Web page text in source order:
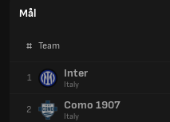
Mål
# Team
1 Inter
Italy
2 Como 1907
Italy